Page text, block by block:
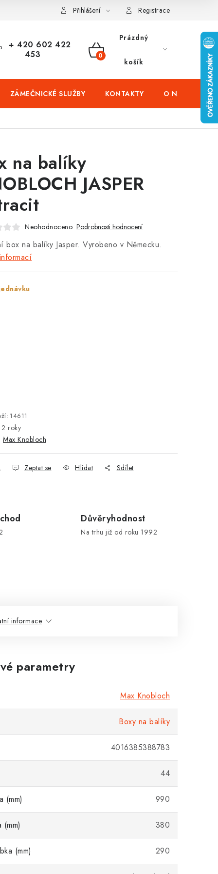
Zabezpečení firem (administrativních budov) a
Přihlášení Registrace
+ 420 602 422
453
NÁKUPNÍ
Prázdný
košík
ZÁMEČNICKÉ SLUŽBY KONTAKTY O NÁS
na balíky
JASPER
Neohodnoceno Podrobnosti hodnocení
box na balíky Jasper. Vyrobeno v Německu.
14611
2 roky
Max Knobloch
Zeptat se Hlídat Sdílet
Důvěryhodnost
Na trhu již od roku 1992
informace
parametry
Max Knobloch
Boxy na balíky
4016385388783
44
(mm) 990
380
(mm) 290